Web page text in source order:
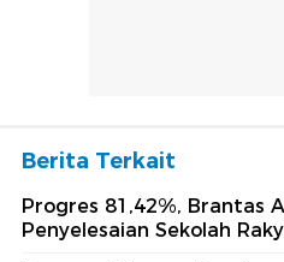
Berita Terkait
Progres 81,42%, Brantas
Penyelesaian Sekolah